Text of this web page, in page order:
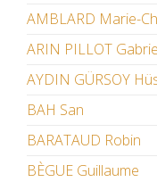
AMBLARD Marie-
ARIN PILLOT
AYDIN GÜRSOY
BAH San
BARATAUD Robin
BÈGUE Guillaume